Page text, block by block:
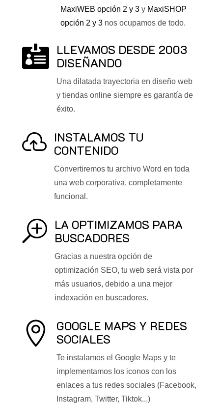
MaxiWEB opción 2 y 3y MaxiSHOP
opción 2 y 3nos ocupamos de todo.
 LLEVAMOS DESDE 2003
DISEÑANDO
Una dilatada trayectoria en diseño web
y tiendas online siempre es garantía de
éxito.
 INSTALAMOS TU
CONTENIDO
Convertiremos tu archivo Word en toda
una web corporativa, completamente
funcional.
T LA OPTIMIZAMOS PARA
BUSCADORES
Gracias a nuestra opción de
optimización SEO, tu web será vista por
más usuarios, debido a una mejor
indexación en buscadores.

GOOGLE MAPS Y REDES
SOCIALES
Te instalamos el Google Maps y te
implementamos los iconos con los
enlaces a tus redes sociales (Facebook,
Instagram, Twitter, Tiktok...)